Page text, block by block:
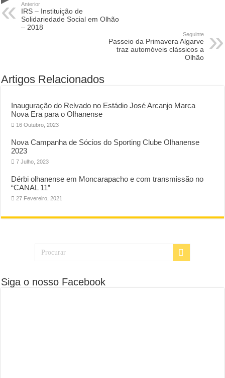
Anterior
IRS – Instituição de
Solidariedade Social em Olhão
– 2018
Seguinte
Passeio da Primavera Algarve
traz automóveis clássicos a
Olhão
Artigos Relacionados
Inauguração do Relvado no Estádio José Arcanjo Marca
Nova Era para o Olhanense
16 Outubro, 2023
Nova Campanha de Sócios do Sporting Clube Olhanense
2023
7 Julho, 2023
Dérbi olhanense em Moncarapacho e com transmissão no
“CANAL 11”
27 Fevereiro, 2021
Siga o nosso Facebook